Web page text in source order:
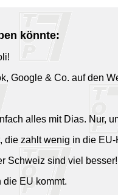
könnte:
Google & Co. auf den
alles mit Dias. Nur,
die zahlt wenig in die
Schweiz sind viel besser!
die EU kommt.